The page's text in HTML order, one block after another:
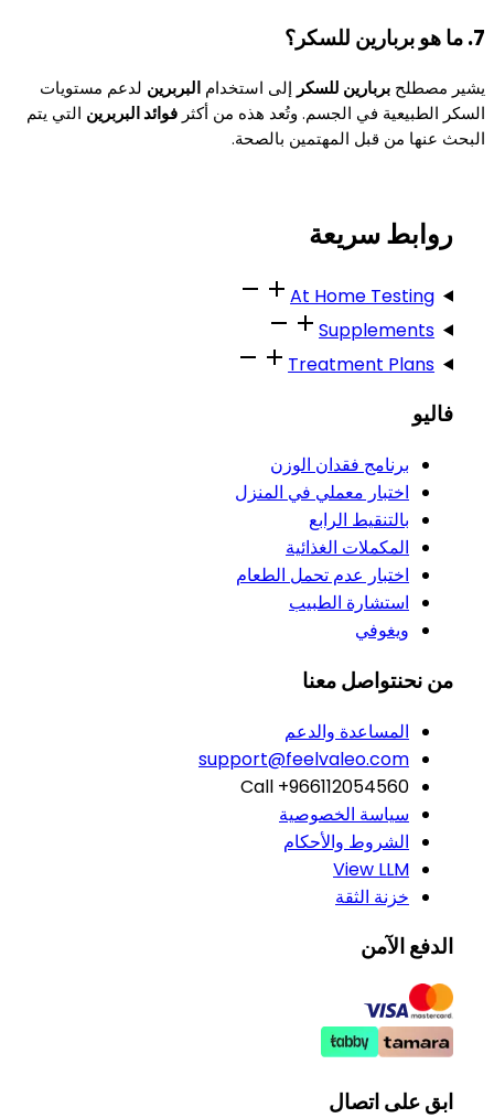
7. ما هو بربارين للسكر؟
يشير مصطلح بربارين للسكر إلى استخدام البربرين لدعم مستويات
السكر الطبيعية في الجسم. وتُعد هذه من أكثر فوائد البربرين التي يتم
البحث عنها من قبل المهتمين بالصحة.
روابط سريعة
At Home Testing
Supplements
Treatment Plans
فاليو
برنامج فقدان الوزن
اختبار معملي في المنزل
بالتنقيط الرابع
المكملات الغذائية
اختبار عدم تحمل الطعام
استشارة الطبيب
ويغوفي
من نحنتواصل معنا
المساعدة والدعم
support@feelvaleo.com
Call +966112054560
سياسة الخصوصية
الشروط والأحكام
View LLM
خزنة الثقة
الدفع الآمن
ابق على اتصال